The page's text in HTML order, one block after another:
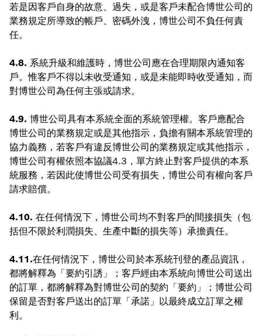
若是因客戶自身的故意、過失，或是客戶未配合博世公司的
業務規定所導致的帳戶、密碼外洩，博世公司不負任何責
任。
4.8. 系統升級和維護時，博世公司應在合理期限內通知客
戶。惟客戶不得以未收受通知，或是未能即時收受通知，而
對博世公司為任何主張或請求。
4.9. 博世公司具有本系統全面的系統管理權。客戶應配合
博世公司的業務規定或是其他指示，負擔有關本系統管理的
協力義務，若客戶有違反博世公司的業務規定或其他指示，
博世公司有權依照本協議4.3，單方終止對客戶提供的本系
統服務，若因此使博世公司受有損失，博世公司有權向客戶
請求賠償。
4.10. 在任何情況下，博世公司均不對客戶的間接損失（包
括但不限於利潤損失、生產中斷的損失等）承擔責任。
4.11.在任何情況下，博世公司於本系統刊登的產品資訊，
都將解釋為「要約引誘」；客戶經由本系統向博世公司送出
的訂單，都將解釋為對博世公司的契約「要約」；博世公司
保留是否對客戶送出的訂單「承諾」以最終成立訂單之權
利。